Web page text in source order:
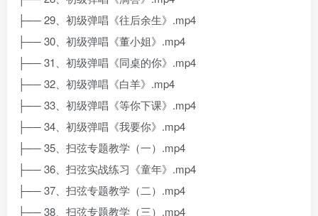
├── 29、初级弹唱《往后余生》.mp4
├── 30、初级弹唱《董小姐》.mp4
├── 31、初级弹唱《同桌的你》.mp4
├── 32、初级弹唱《白羊》.mp4
├── 33、初级弹唱《等你下课》.mp4
├── 34、初级弹唱《我要你》.mp4
├── 35、扫弦专题教学（一）.mp4
├── 36、扫弦实战练习《童年》.mp4
├── 37、扫弦专题教学（二）.mp4
├── 38、扫弦专题教学（三）.mp4